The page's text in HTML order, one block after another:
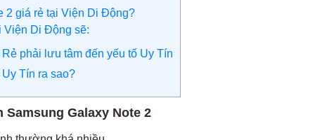
2 giá rẻ tại Viện Di Động?
Viện Di Động sẽ:
phải lưu tâm đến yếu tố Uy Tín
Tín ra sao?
Galaxy Note 2